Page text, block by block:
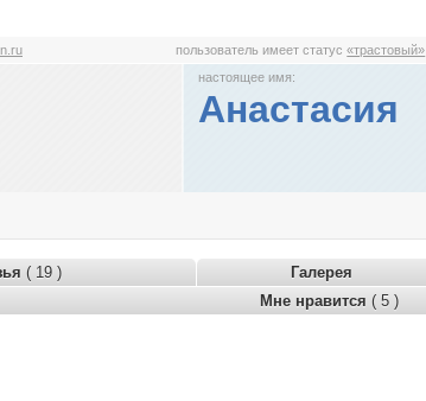
пользователь имеет статус«трастовый»
настоящее имя:
Анастасия
( 19 ) Галерея
Мне нравится ( 5 )